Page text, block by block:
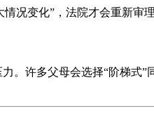
况变化”，法院才会重新审理
。许多父母会选择“阶梯式”